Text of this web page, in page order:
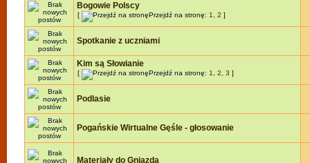
Bogowie Polscy
[ Przejdź na stronę: 1 2 ]
Spotkanie z uczniami
Kim są Słowianie
[ Przejdź na stronę: 1 2 3 ]
Podlasie
Pogańskie Wirtualne Gęśle - głosowanie
Materiały do Gniazda